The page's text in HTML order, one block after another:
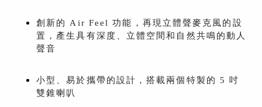
創新的 Air Feel 功能，再現立體聲麥克風的設
置，產生具有深度、立體空間和自然共鳴的動人
聲音
小型、易於攜帶的設計，搭載兩個特製的 5 吋
雙錐喇叭